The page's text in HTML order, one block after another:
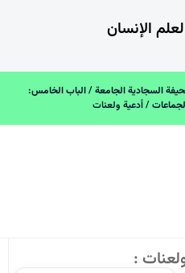
الإنسان
السجادية الجامعة/الباب الخامس:
/ أدعية ولعنات
: